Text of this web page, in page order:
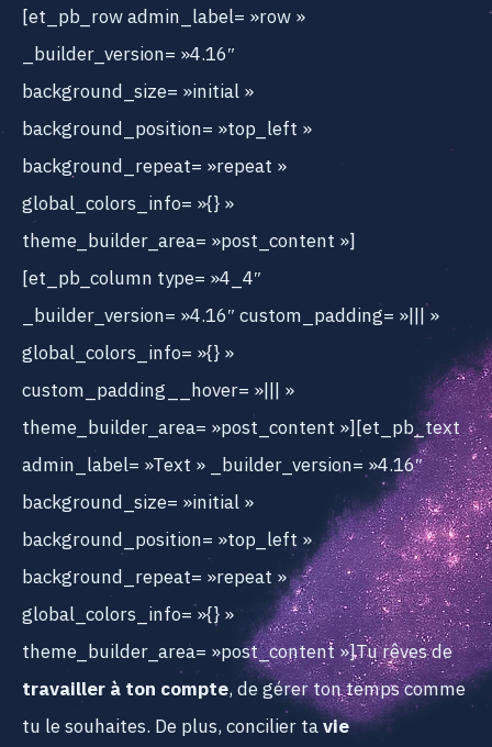
[et_pb_row admin_label= »row »
_builder_version= »4.16″
background_size= »initial »
background_position= »top_left »
background_repeat= »repeat »
global_colors_info= »{} »
theme_builder_area= »post_content »]
[et_pb_column type= »4_4″
_builder_version= »4.16″ custom_padding= »||| »
global_colors_info= »{} »
custom_padding__hover= »||| »
theme_builder_area= »post_content »][et_pb_text
admin_label= »Text » _builder_version= »4.16″
background_size= »initial »
background_position= »top_left »
background_repeat= »repeat »
global_colors_info= »{} »
theme_builder_area= »post_content »]Tu rêves de
travailler à ton compte, de gérer ton temps comme
tu le souhaites. De plus, concilier tavie